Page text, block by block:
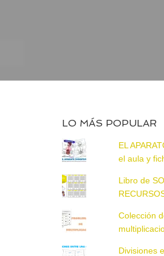
LO MÁS POPULAR
EL
el aula y
Libro de
Colección
Divisiones